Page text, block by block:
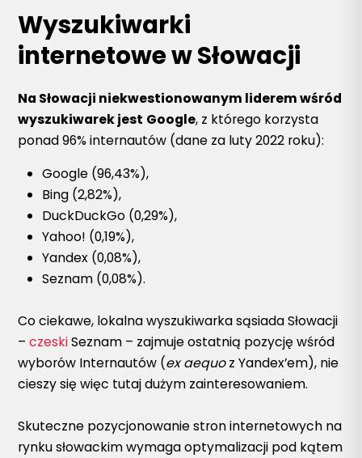
Wyszukiwarki
internetowe w Słowacji
Na Słowacji niekwestionowanym liderem wśród
wyszukiwarek jest Google, z którego korzysta
ponad 96% internautów (dane za luty 2022 roku):
Google (96,43%),
Bing (2,82%),
DuckDuckGo (0,29%),
Yahoo! (0,19%),
Yandex (0,08%),
Seznam (0,08%).
Co ciekawe, lokalna wyszukiwarka sąsiada Słowacji
–czeskiSeznam – zajmuje ostatnią pozycję wśród
wyborów Internautów (ex aequoz Yandex’em), nie
cieszy się więc tutaj dużym zainteresowaniem.
Skuteczne pozycjonowanie stron internetowych na
rynku słowackim wymaga optymalizacji pod kątem